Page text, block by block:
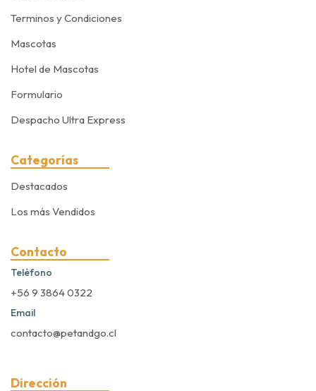
Terminos y Condiciones
Mascotas
Hotel de Mascotas
Formulario
Despacho Ultra Express
Categorías
Destacados
Los más Vendidos
Contacto
Teléfono
+56 9 3864 0322
Email
contacto@petandgo.cl
Dirección